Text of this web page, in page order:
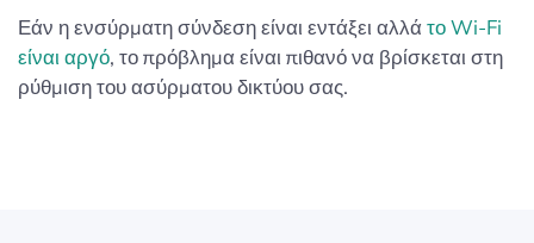
Εάν η ενσύρματη σύνδεση είναι εντάξει αλλάτο Wi-Fi
είναι αργό, το πρόβλημα είναι πιθανό να βρίσκεται στη
ρύθμιση του ασύρματου δικτύου σας.